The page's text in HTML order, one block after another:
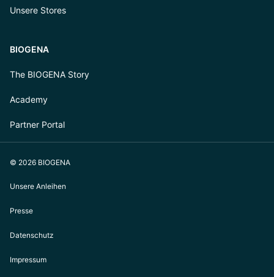
Unsere Stores
BIOGENA
The BIOGENA Story
Academy
Partner Portal
© 2026 BIOGENA
Unsere Anleihen
Presse
Datenschutz
Impressum